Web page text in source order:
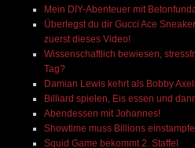
Mein DIY-Abenteuer mit
Überlegst du dir Gucci Ace
zuerst dieses Video!
Wissenschaftlich bewiesen,
Tag?
Damian Lewis kehrt als Bobby
Billiard spielen, Eis essen und
Abendessen mit Johannes!
Showtime muss Billions
Squid Game bekommt 2. Staffel